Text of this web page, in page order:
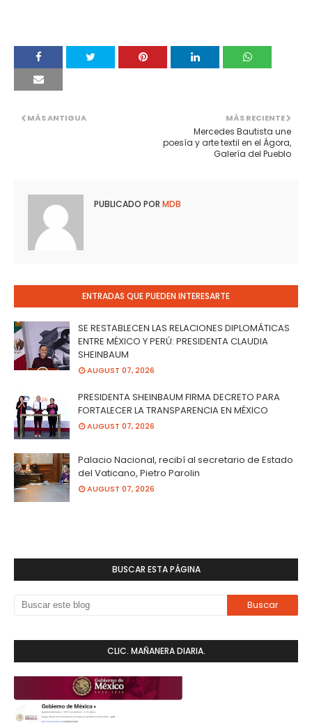
MÁS RECIENTE
Mercedes Bautista une
poesía y arte textil en el Ágora,
Galería del Pueblo
MÁS ANTIGUA
PUBLICADO POR MDB
ENTRADAS QUE PUEDEN INTERESARTE
SE RESTABLECEN LAS RELACIONES DIPLOMÁTICAS
ENTRE MÉXICO Y PERÚ: PRESIDENTA CLAUDIA
SHEINBAUM
AUGUST 07, 2026
PRESIDENTA SHEINBAUM FIRMA DECRETO PARA
FORTALECER LA TRANSPARENCIA EN MÉXICO
AUGUST 07, 2026
Palacio Nacional, recibí al secretario de Estado
del Vaticano, Pietro Parolin
AUGUST 07, 2026
BUSCAR ESTA PÁGINA
CLIC. MAÑANERA DIARIA.